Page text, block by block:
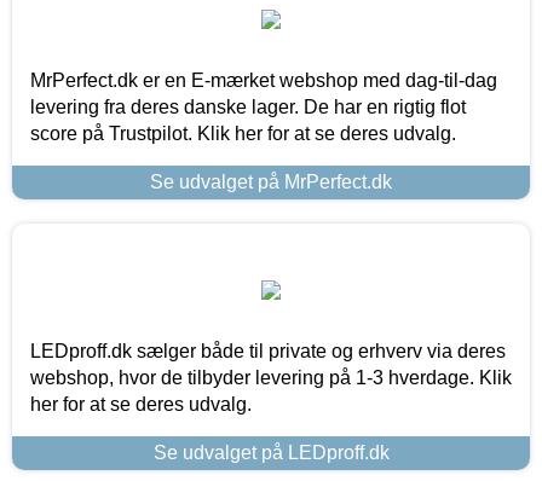
MrPerfect.dk er en E-mærket webshop med dag-til-dag
levering fra deres danske lager. De har en rigtig flot
score på Trustpilot. Klik her for at se deres udvalg.
Se udvalget på MrPerfect.dk
LEDproff.dk sælger både til private og erhverv via deres
webshop, hvor de tilbyder levering på 1-3 hverdage. Klik
her for at se deres udvalg.
Se udvalget på LEDproff.dk